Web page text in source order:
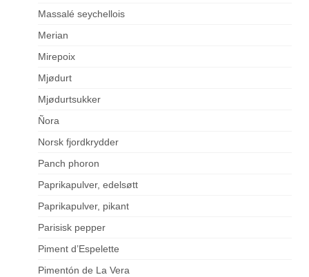
Massalé seychellois
Merian
Mirepoix
Mjødurt
Mjødurtsukker
Ñora
Norsk fjordkrydder
Panch phoron
Paprikapulver, edelsøtt
Paprikapulver, pikant
Parisisk pepper
Piment d’Espelette
Pimentón de La Vera